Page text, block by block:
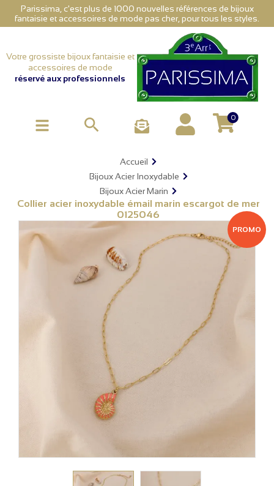
Parissima, c'est plus de 1000 nouvelles références de bijoux
fantaisie et accessoires de mode pas cher, pour tous les styles.
Votre grossiste bijoux fantaisie et
accessoires de mode
réservé aux professionnels
 0
Accueil
Bijoux Acier Inoxydable
Bijoux Acier Marin
Collier acier inoxydable émail marin escargot de mer
0125046
PROMO